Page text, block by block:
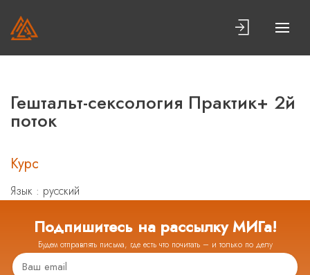
Гештальт-сексология Практик+ 2й
поток
Курс
Язык : русский
Подпишитесь на рассылку МИГа!
Будем отправлять письма, где есть что почитать – и только по делу